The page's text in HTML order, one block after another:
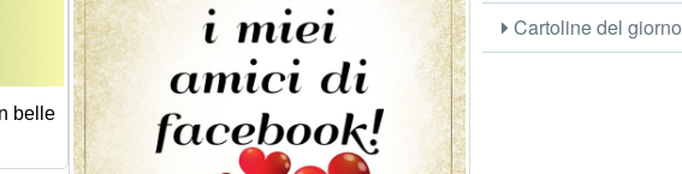
belle
Cartoline del giorno